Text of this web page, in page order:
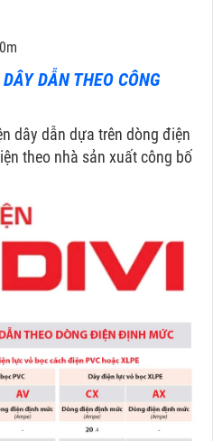
DẪN THEO CÔNG
dây dẫn dựa trên dòng điện
theo nhà sản xuất công bố